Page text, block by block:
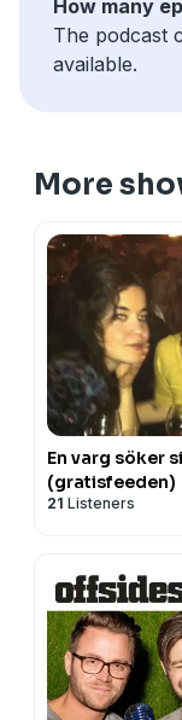
How many
The podcast
available.
More
En varg söker
(gratisfeeden)
21 Listeners